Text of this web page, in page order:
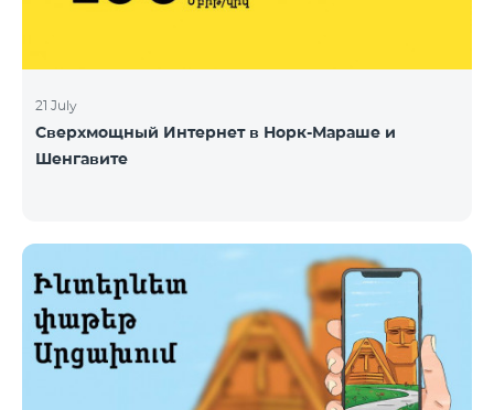
21 July
Сверхмощный Интернет в Норк-Мараше и
Шенгавите